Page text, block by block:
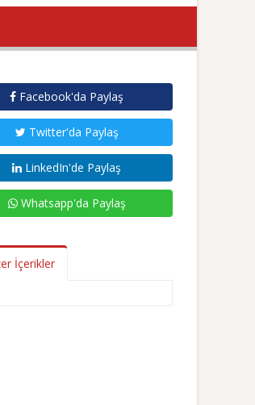
Facebook'da Paylaş
Twitter'da Paylaş
LinkedIn'de Paylaş
Whatsapp'da Paylaş
İçerikler